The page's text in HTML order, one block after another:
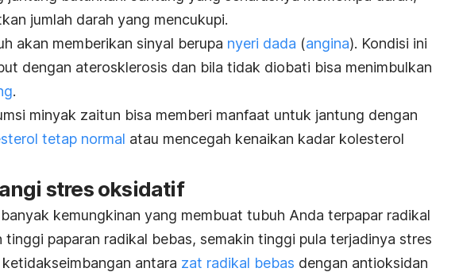
jumlah darah yang mencukupi.
akan memberikan sinyal berupa nyeri dada (angina). Kondisi ini
dengan aterosklerosis dan bila tidak diobati bisa menimbulkan
.
minyak zaitun bisa memberi manfaat untuk jantung dengan
tetap normal atau mencegah kenaikan kadar kolesterol
stres oksidatif
kemungkinan yang membuat tubuh Anda terpapar radikal
tinggi paparan radikal bebas, semakin tinggi pula terjadinya stres
antara zat radikal bebas dengan antioksidan